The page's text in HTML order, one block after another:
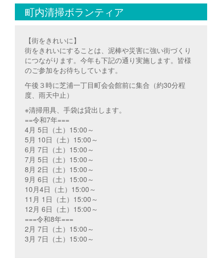
町内清掃ボランティア
【街をきれいに】
街をきれいにすることは、泥棒や災害に強い街づくり
につながります。今年も下記の通り実施します。皆様
のご参加をお待ちしています。
午後３時に芝浦一丁目町会会館前に集合（約30分程
度、雨天中止）
※清掃用具、手袋は貸出します。
==令和7年===
4月 5日（土）15:00～
5月 10日（土）15:00～
6月 7日（土）15:00～
7月 5日（土）15:00～
8月 2日（土）15:00～
9月 6日（土）15:00～
10月4日（土）15:00～
11月 1日（土）15:00～
12月 6日（土）15:00～
===令和8年===
2月 7日（土）15:00～
3月 7日（土）15:00～